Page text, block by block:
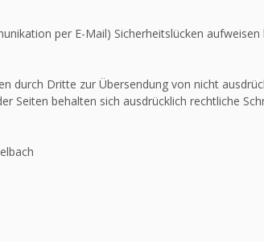
per E-Mail) Sicherheitslücken
Dritte zur Übersendung von nicht
behalten sich ausdrücklich rechtliche